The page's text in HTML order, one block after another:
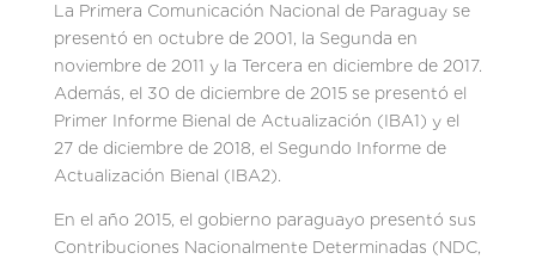
La Primera Comunicación Nacional de Paraguay se
presentó en octubre de 2001, la Segunda en
noviembre de 2011 y la Tercera en diciembre de 2017.
Además, el 30 de diciembre de 2015 se presentó el
Primer Informe Bienal de Actualización (IBA1) y el
27 de diciembre de 2018, el Segundo Informe de
Actualización Bienal (IBA2).
En el año 2015, el gobierno paraguayo presentó sus
Contribuciones Nacionalmente Determinadas (NDC,